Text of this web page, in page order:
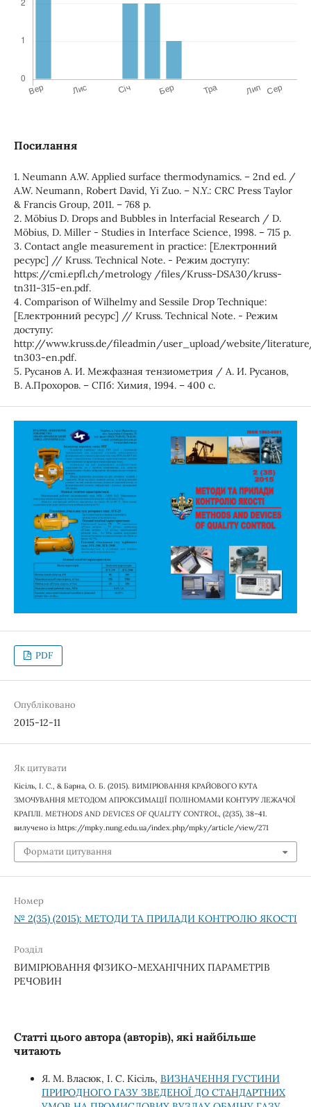
Посилання
1. Neumann A.W. Applied surface thermodynamics. – 2nd ed. /
A.W. Neumann, Robert David, Yi Zuo. – N.Y.: CRC Press Taylor
& Francis Group, 2011. – 768 p.
2. Möbius D. Drops and Bubbles in lnterfacial Research / D.
Möbius, D. Miller - Studies in Interface Science, 1998. – 715 p.
3. Contact angle measurement in practice: [Електронний
ресурс] // Kruss. Technical Note. - Режим доступу:
https://cmi.epfl.ch/metrology /files/Kruss-DSA30/kruss-
tn311-315-en.pdf.
4. Comparison of Wilhelmy and Sessile Drop Technique:
[Електронний ресурс] // Kruss. Technical Note. - Режим
доступу:
http://www.kruss.de/fileadmin/user_upload/website/
tn303-en.pdf.
5. Русанов А. И. Межфазная тензиометрия / А. И. Русанов,
В. А.Прохоров. – СПб: Химия, 1994. – 400 с.
PDF
Опубліковано
2015-12-11
Як цитувати
Кісіль, І. С., & Барна, О. Б. (2015). ВИМІРЮВАННЯ КРАЙОВОГО КУТА
ЗМОЧУВАННЯ МЕТОДОМ АПРОКСИМАЦІЇ ПОЛІНОМАМИ КОНТУРУ ЛЕЖАЧОЇ
КРАПЛІ. METHODS AND DEVICES OF QUALITY CONTROL, (2(35), 38–41.
вилучено із https://mpky.nung.edu.ua/index.php/mpky/article/view/271
Формати цитування
Номер
№ 2(35) (2015): МЕТОДИ ТА ПРИЛАДИ КОНТРОЛЮ ЯКОСТІ
Розділ
ВИМІРЮВАННЯ ФІЗИКО-МЕХАНІЧНИХ ПАРАМЕТРІВ
РЕЧОВИН
Статті цього автора (авторів), які найбільше
читають
Я. М. Власюк, І. С. Кісіль, ВИЗНАЧЕННЯ ГУСТИНИ
ПРИРОДНОГО ГАЗУ ЗВЕДЕНОЇ ДО СТАНДАРТНИХ